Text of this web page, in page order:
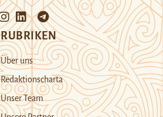
RUBRIKEN
Über uns
Redaktionscharta
Unser Team